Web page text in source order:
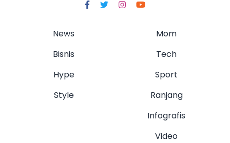
News
Bisnis
Hype
Style
Mom
Tech
Sport
Ranjang
Infografis
Video